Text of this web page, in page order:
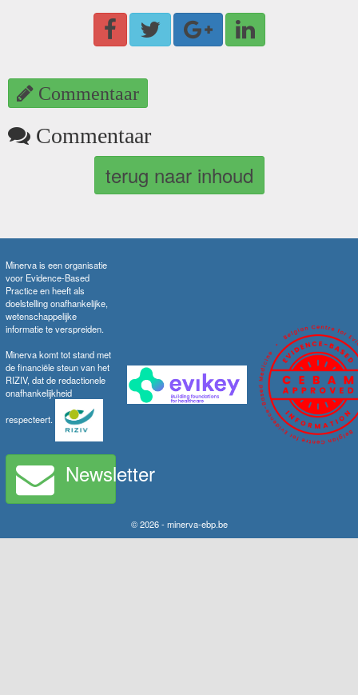
Commentaar
Commentaar
terug naar inhoud
Minerva is een organisatie
voor Evidence-Based
Practice en heeft als
doelstelling onafhankelijke,
wetenschappelijke
informatie te verspreiden.
Minerva komt tot stand met
de financiële steun van het
RIZIV, dat de redactionele
onafhankelijkheid
respecteert.
Newsletter
© 2026 - minerva-ebp.be